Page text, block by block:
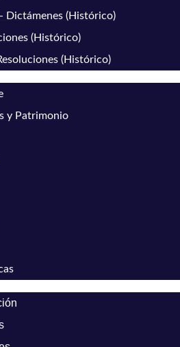
Dictámenes (Histórico)
(Histórico)
(Histórico)
y Patrimonio